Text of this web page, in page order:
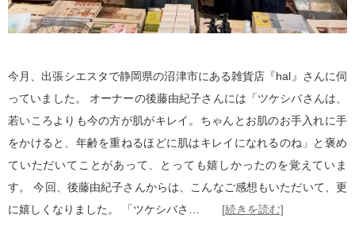
今月、出張シエスタで静岡県の沼津市にある雑貨店『hal』さんに伺
っていました。 オーナーの後藤由紀子さんには「ツケシバさんは、
若いころよりも今の方が肌がキレイ。ちゃんとお肌のお手入れに手
をかけると、年齢を重ねるほどに肌はキレイになれるのね」と褒め
ていただいてことがあって、とっても嬉しかったのを覚えていま
す。 今回、後藤由紀子さんからは、こんなご感想もいただいて、更
に嬉しくなりました。 「ツケシバさ… [続きを読む]